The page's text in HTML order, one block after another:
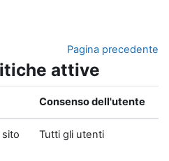
Pagina precedente
attive
Consenso dell'utente
sito Tutti gli utenti